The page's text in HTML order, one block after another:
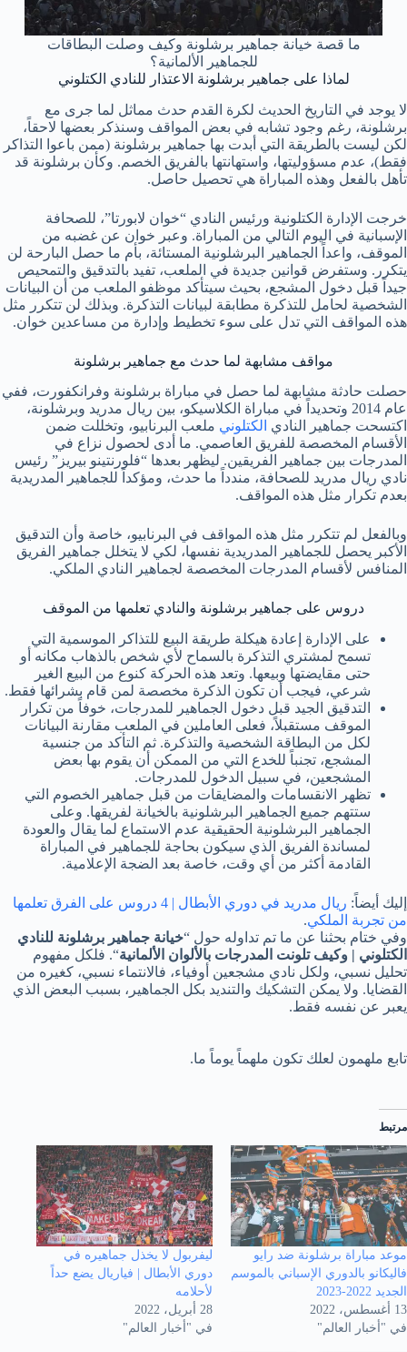
ما قصة خيانة جماهير برشلونة وكيف وصلت البطاقات
للجماهير الألمانية؟
لماذا على جماهير برشلونة الاعتذار للنادي الكتلوني
لا يوجد في التاريخ الحديث لكرة القدم حدث مماثل لما جرى مع
برشلونة، رغم وجود تشابه في بعض المواقف وسنذكر بعضها لاحقاً،
لكن ليست بالطريقة التي أبدت بها جماهير برشلونة (ممن باعوا التذاكر
فقط)، عدم مسؤوليتها، واستهانتها بالفريق الخصم. وكأن برشلونة قد
تأهل بالفعل وهذه المباراة هي تحصيل حاصل.
خرجت الإدارة الكتلونية ورئيس النادي “خوان لابورتا”، للصحافة
الإسبانية في اليوم التالي من المباراة. وعبر خوان عن غضبه من
الموقف، واعداً الجماهير البرشلونية المستائة، بأم ما حصل البارحة لن
يتكرر. وستفرض قوانين جديدة في الملعب، تفيد بالتدقيق والتمحيص
جيداً قبل دخول المشجع، بحيث سيتأكد موظفو الملعب من أن البيانات
الشخصية لحامل للتذكرة مطابقة لبيانات التذكرة. وبذلك لن تتكرر مثل
هذه المواقف التي تدل على سوء تخطيط وإدارة من مساعدين خوان.
مواقف مشابهة لما حدث مع جماهير برشلونة
حصلت حادثة مشابهة لما حصل في مباراة برشلونة وفرانكفورت، ففي
عام 2014 وتحديداً في مباراة الكلاسيكو، بين ريال مدريد وبرشلونة،
اكتسحت جماهير النادي الكتلوني ملعب البرنابيو، وتخللت ضمن
الأقسام المخصصة للفريق العاصمي. ما أدى لحصول نزاع في
المدرجات بين جماهير الفريقين. ليظهر بعدها “فلورنتينو بيريز” رئيس
نادي ريال مدريد للصحافة، مندداً ما حدث، ومؤكداً للجماهير المدريدية
بعدم تكرار مثل هذه المواقف.
وبالفعل لم تتكرر مثل هذه المواقف في البرنابيو، خاصة وأن التدقيق
الأكبر يحصل للجماهير المدريدية نفسها، لكي لا يتخلل جماهير الفريق
المنافس لأقسام المدرجات المخصصة لجماهير النادي الملكي.
دروس على جماهير برشلونة والنادي تعلمها من الموقف
على الإدارة إعادة هيكلة طريقة البيع للتذاكر الموسمية التي
تسمح لمشتري التذكرة بالسماح لأي شخص بالذهاب مكانه أو
حتى مقايضتها وبيعها. وتعد هذه الحركة كنوع من البيع الغير
شرعي، فيجب أن تكون الذكرة مخصصة لمن قام بشرائها فقط.
التدقيق الجيد قبل دخول الجماهير للمدرجات، خوفاً من تكرار
الموقف مستقبلاً، فعلى العاملين في الملعب مقارنة البيانات
لكل من البطاقة الشخصية والتذكرة. ثم التأكد من جنسية
المشجع، تجنباً للخدع التي من الممكن أن يقوم بها بعض
المشجعين، في سبيل الدخول للمدرجات.
تظهر الانقسامات والمضايقات من قبل جماهير الخصوم التي
ستتهم جميع الجماهير البرشلونية بالخيانة لفريقها. وعلى
الجماهير البرشلونية الحقيقية عدم الاستماع لما يقال والعودة
لمساندة الفريق الذي سيكون بحاجة للجماهير في المباراة
القادمة أكثر من أي وقت، خاصة بعد الضجة الإعلامية.
إليك أيضاً:
ريال مدريد في دوري الأبطال | 4 دروس على الفرق تعلمها
من تجربة الملكي.
وفي ختام بحثنا عن ما تم تداوله حول “خيانة جماهير برشلونة للنادي
الكتلوني | وكيف تلونت المدرجات بالألوان الألمانية“. فلكل مفهوم
تحليل نسبي، ولكل نادي مشجعين أوفياء، فالانتماء نسبي، كغيره من
القضايا. ولا يمكن التشكيك والتنديد بكل الجماهير، بسبب البعض الذي
يعبر عن نفسه فقط.
تابع ملهمون لعلك تكون ملهماً يوماً ما.
مرتبط
موعد مباراة برشلونة ضد رايو
فاليكانو بالدوري الإسباني بالموسم
الجديد 2022-2023
13 أغسطس، 2022
في "أخبار العالم"
ليفربول لا يخذل جماهيره في
دوري الأبطال | فياريال يضع حداً
لأحلامه
28 أبريل، 2022
في "أخبار العالم"